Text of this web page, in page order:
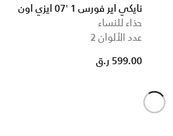
نايكي اير فورس 1 '07 ايزي اون
حذاء للنساء
عدد الألوان 2
599.00 ر.ق